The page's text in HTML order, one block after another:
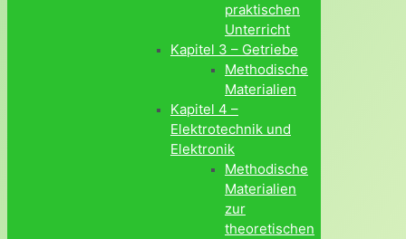
praktischen
Unterricht
Kapitel 3 – Getriebe
Methodische
Materialien
Kapitel 4 –
Elektrotechnik und
Elektronik
Methodische
Materialien
zur
theoretischen